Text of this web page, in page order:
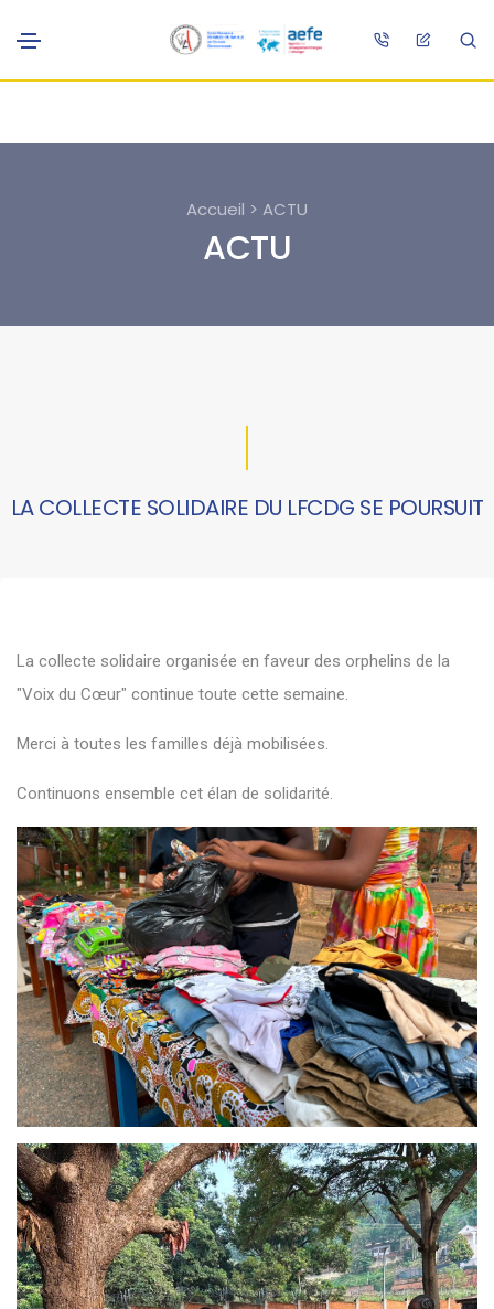
Accueil > ACTU
ACTU
LA COLLECTE SOLIDAIRE DU LFCDG SE POURSUIT
La collecte solidaire organisée en faveur des orphelins de la
"Voix du Cœur" continue toute cette semaine.
Merci à toutes les familles déjà mobilisées.
Continuons ensemble cet élan de solidarité.